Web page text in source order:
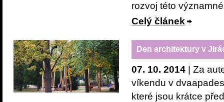
rozvoj této
Celý článek
Den architektury v
07. 10. 2014 | Za
víkendu v
které jsou krátce